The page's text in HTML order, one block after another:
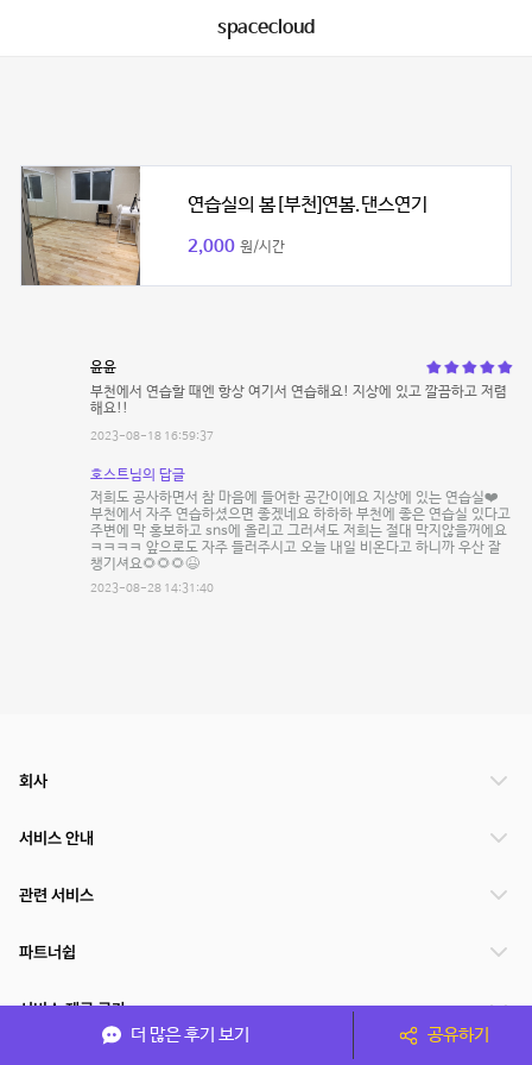
spacecloud
연습실의 봄[부천]연봄.댄스연기
2,000 원/시간
윤윤
부천에서 연습할 때엔 항상 여기서 연습해요! 지상에 있고 깔끔하고 저렴
해요!!
2023-08-18 16:59:37
호스트님의 답글
저희도 공사하면서 참 마음에 들어한 공간이에요 지상에 있는 연습실❤️
부천에서 자주 연습하셨으면 좋겠네요 하하하 부천에 좋은 연습실 있다고
주변에 막 홍보하고 sns에 올리고 그러셔도 저희는 절대 막지않을꺼에요
ㅋㅋㅋㅋ 앞으로도 자주 들러주시고 오늘 내일 비온다고 하니까 우산 잘
챙기셔요🌻🌻🌻😆
2023-08-28 14:31:40
더 많은 후기 보기 공유하기
회사
서비스 안내
관련 서비스
파트너쉽
서비스 제공 국가